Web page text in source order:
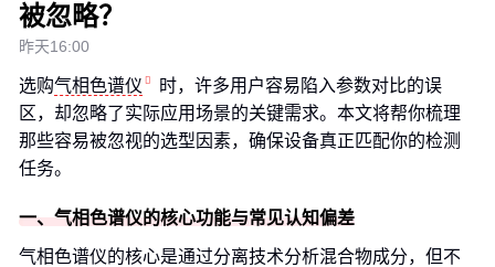
被忽略？
昨天16:00
选购气相色谱仪
时，许多用户容易陷入参数对比的误
区，却忽略了实际应用场景的关键需求。本文将帮你梳理
那些容易被忽视的选型因素，确保设备真正匹配你的检测
任务。
一、气相色谱仪的核心功能与常见认知偏差
气相色谱仪的核心是通过分离技术分析混合物成分，但不